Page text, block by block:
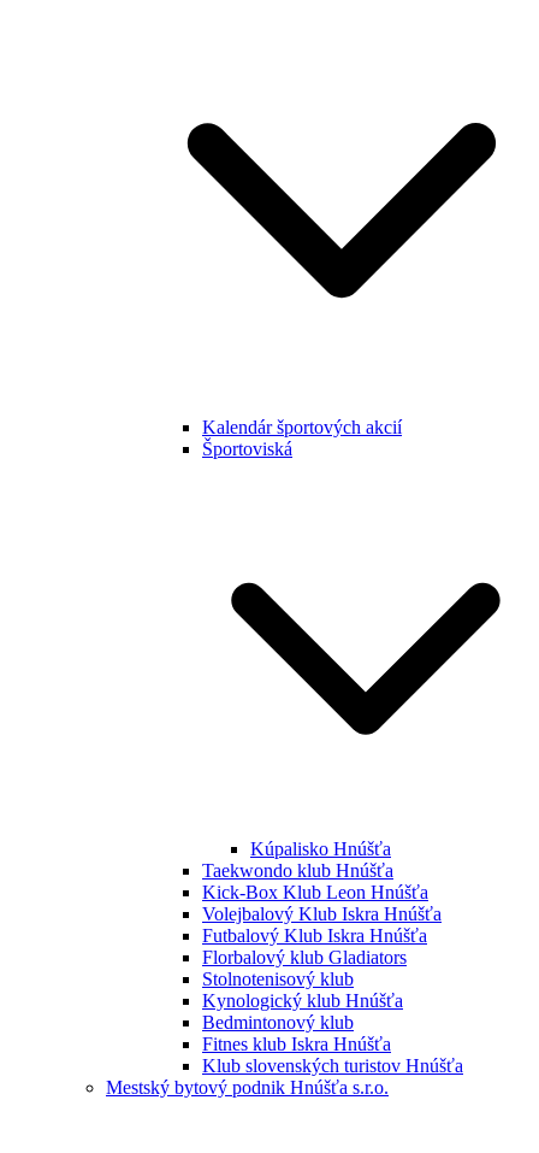
Kalendár športových akcií
Športoviská
Kúpalisko Hnúšťa
Taekwondo klub Hnúšťa
Kick-Box Klub Leon Hnúšťa
Volejbalový Klub Iskra Hnúšťa
Futbalový Klub Iskra Hnúšťa
Florbalový klub Gladiators
Stolnotenisový klub
Kynologický klub Hnúšťa
Bedmintonový klub
Fitnes klub Iskra Hnúšťa
Klub slovenských turistov Hnúšťa
Mestský bytový podnik Hnúšťa s.r.o.